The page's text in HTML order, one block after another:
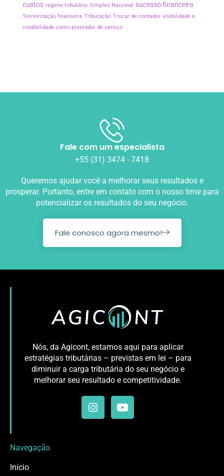
custos regime tributário Simples Nacional sucesso financeiro
Terceirização financeira Tributação Trocar de contador visibilidade e
credibilidade como prestador de serviço
Fale com um especialista
+55 (31) 3474 - 7418
Queremos ajudar você a melhorar seus resultados e
prosperar. Portanto, entre em contato com o nosso time para
potencializar os resultados do seu negócio.
Fale conosco agora mesmo!
Nós, da Agicont, estamos aqui para aplicar
estratégias tributárias – previstas em lei – para
diminuir a carga tributária do seu negócio e
melhorar seu resultado e competitividade.
Navegação
Início